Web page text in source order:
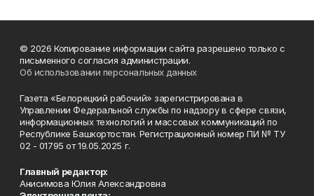
© 2026 Копирование информации сайта разрешено только с
письменного согласия администрации.
Об использовании персональных данных
Газета «Белорецкий рабочий» зарегистрирована в
Управлении Федеральной службы по надзору в сфере связи,
информационных технологий и массовых коммуникаций по
Республике Башкортостан. Регистрационный номер ПИ № ТУ
02 - 01795 от 19.05.2025 г.
Главный редактор:
Анисимова Юлия Александровна